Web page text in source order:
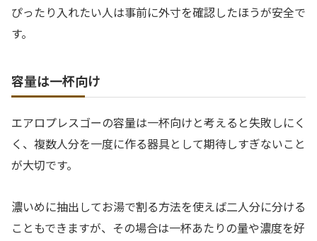
ぴったり入れたい人は事前に外寸を確認したほうが安全で
す。
容量は一杯向け
エアロプレスゴーの容量は一杯向けと考えると失敗しにく
く、複数人分を一度に作る器具として期待しすぎないこと
が大切です。
濃いめに抽出してお湯で割る方法を使えば二人分に分ける
こともできますが、その場合は一杯あたりの量や濃度を好